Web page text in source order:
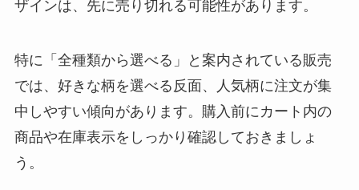
ザインは、先に売り切れる可能性があります。
特に「全種類から選べる」と案内されている販売
では、好きな柄を選べる反面、人気柄に注文が集
中しやすい傾向があります。購入前にカート内の
商品や在庫表示をしっかり確認しておきましょ
う。